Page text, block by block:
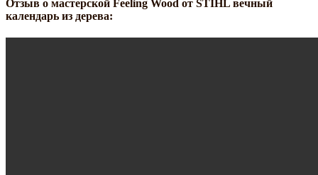
Отзыв о мастерской Feeling Wood от STIHL вечный
календарь из дерева: